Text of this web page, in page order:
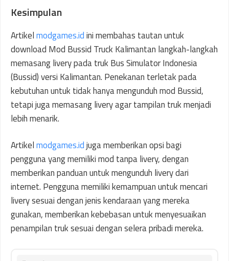
Kesimpulan
Artikelmodgames.idini membahas tautan untuk
download Mod Bussid Truck Kalimantan langkah-langkah
memasang livery pada truk Bus Simulator Indonesia
(Bussid) versi Kalimantan. Penekanan terletak pada
kebutuhan untuk tidak hanya mengunduh mod Bussid,
tetapi juga memasang livery agar tampilan truk menjadi
lebih menarik.
Artikelmodgames.idjuga memberikan opsi bagi
pengguna yang memiliki mod tanpa livery, dengan
memberikan panduan untuk mengunduh livery dari
internet. Pengguna memiliki kemampuan untuk mencari
livery sesuai dengan jenis kendaraan yang mereka
gunakan, memberikan kebebasan untuk menyesuaikan
penampilan truk sesuai dengan selera pribadi mereka.